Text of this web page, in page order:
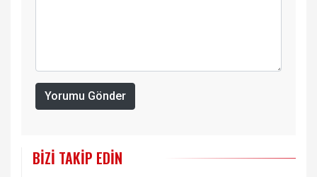
Yorumu Gönder
BIZI TAKIP EDIN